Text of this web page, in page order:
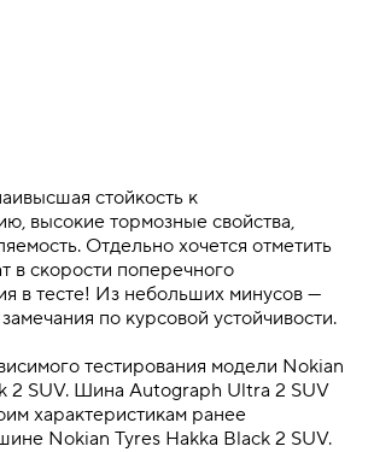
стойкость к
высокие тормозные свойства,
Отдельно хочется отметить
в скорости поперечного
в тесте! Из небольших минусов —
по курсовой устойчивости.
тестирования модели Nokian
2 SUV. Шина Autograph Ultra 2 SUV
характеристикам ранее
Nokian Tyres Hakka Black 2 SUV.